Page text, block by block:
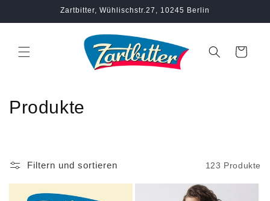
Inhalt
Zartbitter, Wühlischstr.27, 10245 Berlin
Warenkorb
K
Produkte
Filtern und sortieren 123 Produkte